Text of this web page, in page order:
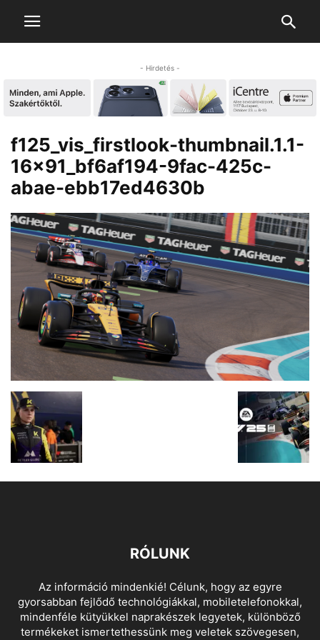
- Hirdetés -
f125_vis_firstlook-thumbnail.1.1-
16x91_bf6af194-9fac-425c-
abae-ebb17ed4630b
RÓLUNK
Az információ mindenkié! Célunk, hogy az egyre
gyorsabban fejlődő technológiákkal, mobiletelefonokkal,
mindenféle kütyükkel naprakészek legyetek, különböző
termékeket ismertethessünk meg veletek szövegesen,